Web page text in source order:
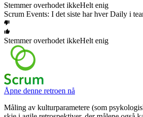
Stemmer overhodet ikkeHelt enig
Scrum Events: I det siste har hver Daily i
Stemmer overhodet ikkeHelt enig
Åpne denne retroen nå
Måling av kulturparametere (som